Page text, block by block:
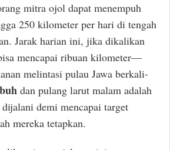
mitra ojol dapat menempuh
250 kilometer per hari di tengah
Jarak harian ini, jika dikalikan
mencapai ribuan kilometer—
melintasi pulau Jawa berkali-
dan pulang larut malam adalah
demi mencapai target
mereka tetapkan.